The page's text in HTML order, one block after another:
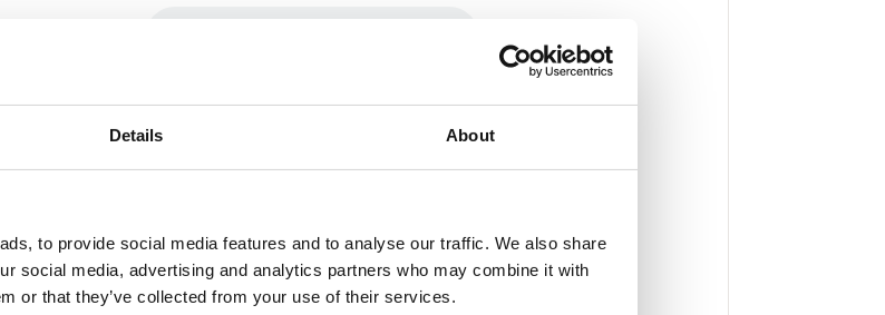
Details About
to provide social media features and to analyse our traffic. We also share
social media, advertising and analytics partners who may combine it with
or that they’ve collected from your use of their services.